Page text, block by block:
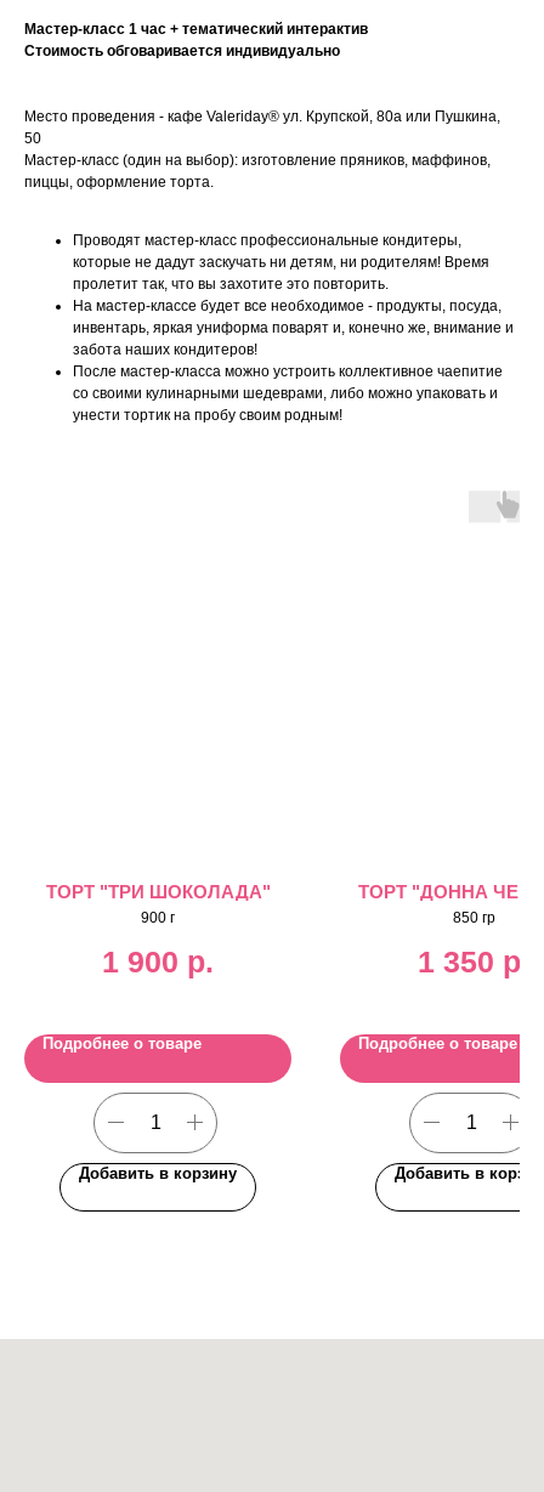
Мастер-класс 1 час + тематический интерактив
Стоимость обговаривается индивидуально
Место проведения - кафе Valeriday® ул. Крупской, 80а или Пушкина,
50
Мастер-класс (один на выбор): изготовление пряников, маффинов,
пиццы, оформление торта.
Проводят мастер-класс профессиональные кондитеры,
которые не дадут заскучать ни детям, ни родителям! Время
пролетит так, что вы захотите это повторить.
На мастер-классе будет все необходимое - продукты, посуда,
инвентарь, яркая униформа поварят и, конечно же, внимание и
забота наших кондитеров!
После мастер-класса можно устроить коллективное чаепитие
со своими кулинарными шедеврами, либо можно упаковать и
унести тортик на пробу своим родным!
ТОРТ "ТРИ ШОКОЛАДА"
900 г
1 900 р.
Подробнее о товаре
Добавить в корзину
ТОРТ "ДОННА
850 гр
1 350 р.
Подробнее о товаре
Добавить в